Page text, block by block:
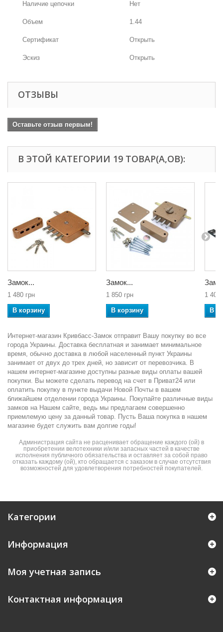
Наличие цепочки Нет
Объем 1.44
Сертификат Открыть
Эскиз Открыть
ОТЗЫВЫ
Оставьте отзыв первым!
В ЭТОЙ КАТЕГОРИИ 19 ТОВАР(А,ОВ):
Замок...
1 480 грн
В корзину
Замок...
1 850 грн
В корзину
1 406
В
Интернет-магазин Кривбасс-Замок отправит Вашу покупку во все
города Украины. Доставка бесплатная и занимает минимальное
время, обычно доставка в любой населенный пункт Украины
занимает от двух до трех дней, но зависит от перевозчика. В
нашем интернет-магазине доступны разные виды оплаты вашей
покупки. Вы можете сделать перевод на счет в Приват24 или
оплатить покупку в пункте выдачи Новой Почты в вашем
ближайшем отделении города Украины. Покупайте различные виды
замков на Нашем сайте, ведь мы предлагаем совершенно
приемлемую цену за данный товар. Пусть Ваша покупка в нашем
магазине будет служить вам долгие годы!
Администрация сайта не расценивает обращение каждого (ой) в
приобретении велотехники и/или запасных частей в качестве
исполнения публичного обязательства и оставляет за собой право
отказать каждому (ой), кто обращается с заказом в случае отсутствия
возможностей для удовлетворения потребностей покупателей.
Категории
Информация
Моя учетная запись
Контактная информация